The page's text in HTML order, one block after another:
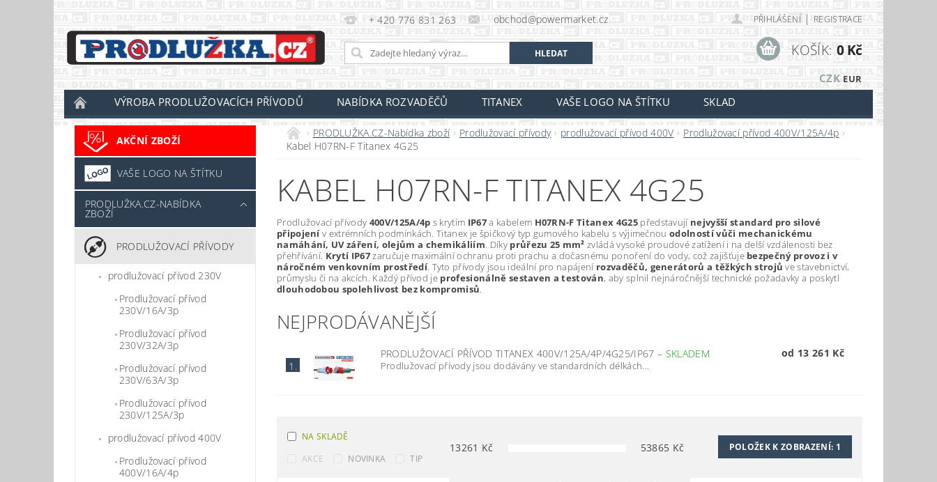
+ 420 776 831 263 obchod@powermarket.cz PŘIHLÁŠENÍ | REGISTRACE
CZK EUR
KOŠÍK: 0 Kč
VÝROBA PRODLUŽOVACÍCH PŘÍVODŮ NABÍDKA ROZVADĚČŮ TITANEX VAŠE LOGO NA ŠTÍTKU SKLAD
AKČNÍ ZBOŽÍ
VAŠE LOGO NA ŠTÍTKU
PRODLUŽKA.CZ-NABÍDKA
ZBOŽÍ
PRODLUŽOVACÍ PŘÍVODY
prodlužovací přívod 230V
Prodlužovací přívod
230V/16A/3p
Prodlužovací přívod
230V/32A/3p
Prodlužovací přívod
230V/63A/3p
Prodlužovací přívod
230V/125A/3p
prodlužovací přívod 400V
Prodlužovací přívod
400V/16A/4p
PRODLUŽKA.CZ-Nabídka zboží Prodlužovací přívody prodlužovací přívod 400V
Prodlužovací přívod 400V/125A/4p
Kabel H07RN-F Titanex 4G25
KABEL H07RN-F TITANEX 4G25
Prodlužovací přívody 400V/125A/4p s krytím IP67a kabelem H07RN-F Titanex 4G25představují nejvyšší standard pro silové
připojenív extrémních podmínkách. Titanex je špičkový typ gumového kabelu s výjimečnouodolností vůči mechanickému
namáhání, UV záření, olejům a chemikáliím. Díky průřezu 25 mm² zvládá vysoké proudové zatížení i na delší vzdálenosti bez
přehřívání. Krytí IP67zaručuje maximální ochranu proti prachu a dočasnému ponoření do vody, což zajišťuje bezpečný provoz i v
náročném venkovním prostředí. Tyto přívody jsou ideální pro napájení rozvaděčů, generátorů a těžkých strojů ve stavebnictví,
průmyslu či na akcích. Každý přívod je profesionálně sestaven a testován, aby splnil nejnáročnější technické požadavky a poskytl
dlouhodobou spolehlivost bez kompromisů.
NEJPRODÁVANĚJŠÍ
1.
PRODLUŽOVACÍ PŘÍVOD TITANEX 400V/125A/4P/4G25/IP67– SKLADEM
Prodlužovací přívody jsou dodávány ve standardních délkách...
od 13 261 Kč
NA SKLADĚ
AKCE
NOVINKA TIP
13261 Kč 53865 Kč POLOŽEK K ZOBRAZENÍ: 1